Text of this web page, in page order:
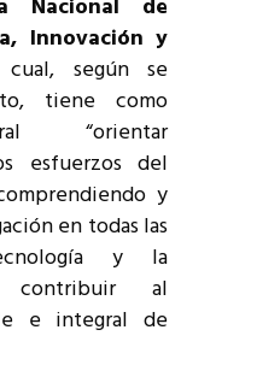
Nacional de
Innovación y
según se
tiene como
“orientar
esfuerzos del
y
en todas las
y la
contribuir al
e integral de